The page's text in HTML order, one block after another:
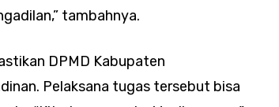
tambahnya.
DPMD Kabupaten
Pelaksana tugas tersebut bisa